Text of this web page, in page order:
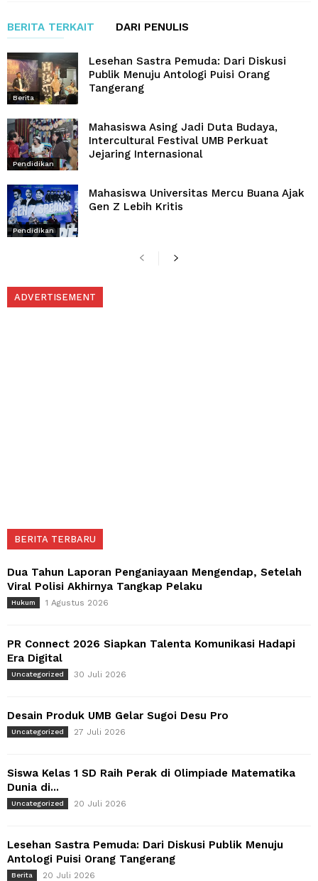
BERITA TERKAIT DARI PENULIS
Berita
Lesehan Sastra Pemuda: Dari Diskusi
Publik Menuju Antologi Puisi Orang
Tangerang
Pendidikan
Mahasiswa Asing Jadi Duta Budaya,
Intercultural Festival UMB Perkuat
Jejaring Internasional
Pendidikan
Mahasiswa Universitas Mercu Buana Ajak
Gen Z Lebih Kritis
ADVERTISEMENT
BERITA TERBARU
Dua Tahun Laporan Penganiayaan Mengendap, Setelah
Viral Polisi Akhirnya Tangkap Pelaku
Hukum 1 Agustus 2026
PR Connect 2026 Siapkan Talenta Komunikasi Hadapi
Era Digital
Uncategorized 30 Juli 2026
Desain Produk UMB Gelar Sugoi Desu Pro
Uncategorized 27 Juli 2026
Siswa Kelas 1 SD Raih Perak di Olimpiade Matematika
Dunia di...
Uncategorized 20 Juli 2026
Lesehan Sastra Pemuda: Dari Diskusi Publik Menuju
Antologi Puisi Orang Tangerang
Berita 20 Juli 2026